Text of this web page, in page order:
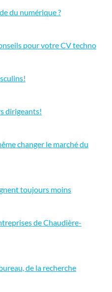
du numérique ?
pour votre CV techno
dirigeants!
changer le marché du
toujours moins
de Chaudière-
de la recherche